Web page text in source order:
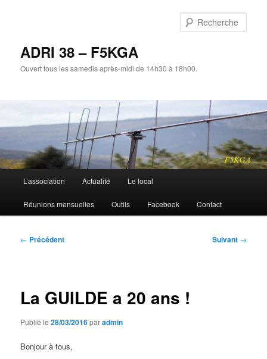
ADRI 38 – F5KGA
Ouvert tous les samedis après-midi de 14h30 à 18h00.
L’association Actualité Le local
Réunions mensuelles Outils Facebook Contact
Navigation
← Précédent Suivant →
La GUILDE a 20 ans !
Publié le28/03/2016paradmin
Bonjour à tous,